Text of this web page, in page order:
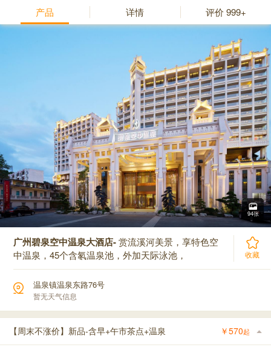
产品 详情 评价999+
94张
广州碧泉空中温泉大酒店-赏流溪河美景，享特色空
中温泉，45个含氡温泉池，外加天际泳池，
收藏
温泉镇温泉东路76号
暂无天气信息
【周末不涨价】新品-含早+午市茶点+温泉 ￥570起